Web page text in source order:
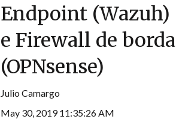
Endpoint (Wazuh)
e Firewall de borda
(OPNsense)
Julio Camargo
May 30, 2019 11:35:26 AM